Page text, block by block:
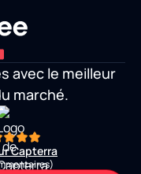
avec le meilleur
marché.
Capterra